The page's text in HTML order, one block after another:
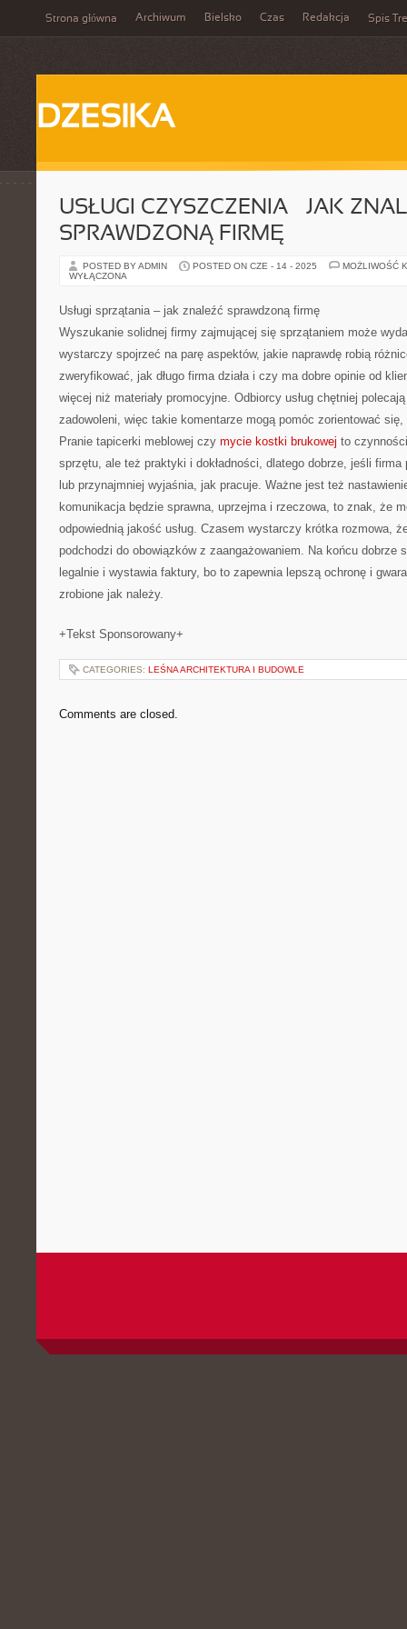
Strona główna Archiwum Bielsko Czas Redakcja Spis
DZESIKA
USŁUGI CZYSZCZENIA – JAK
SPRAWDZONĄ FIRMĘ
POSTED BY ADMIN POSTED ON CZE - 14 - 2025
MOŻLIWOŚĆ
WYŁĄCZONA
Usługi sprzątania – jak znaleźć sprawdzoną firmę
Wyszukanie solidnej firmy zajmującej się sprzątaniem może
wystarczy spojrzeć na parę aspektów, jakie naprawdę robią
zweryfikować, jak długo firma działa i czy ma dobre opinie od
więcej niż materiały promocyjne. Odbiorcy usług chętniej
zadowoleni, więc takie komentarze mogą pomóc zorientować
Pranie tapicerki meblowej czy mycie kostki brukowej to
sprzętu, ale też praktyki i dokładności, dlatego dobrze, jeśli firma
lub przynajmniej wyjaśnia, jak pracuje. Ważne jest też
komunikacja będzie sprawna, uprzejma i rzeczowa, to znak, że
odpowiednią jakość usług. Czasem wystarczy krótka rozmowa,
podchodzi do obowiązków z zaangażowaniem. Na końcu dobrze
legalnie i wystawia faktury, bo to zapewnia lepszą ochronę i
zrobione jak należy.
+Tekst Sponsorowany+
CATEGORIES: LEŚNA ARCHITEKTURA I BUDOWLE
Comments are closed.